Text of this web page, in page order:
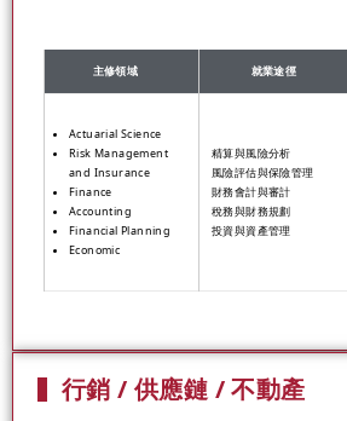
主修領域 就業途徑
Actuarial Science
Risk Management
and Insurance
Finance
Accounting
Financial Planning
Economic
精算與風險分析
風險評估與保險管理
財務會計與審計
稅務與財務規劃
投資與資產管理
行銷 / 供應鏈 / 不動產